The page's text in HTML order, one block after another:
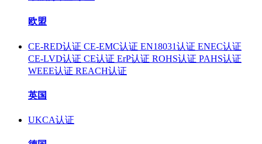
欧盟
CE-RED认证 CE-EMC认证 EN18031认证 ENEC认证
CE-LVD认证 CE认证 ErP认证 ROHS认证 PAHS认证
WEEE认证 REACH认证
英国
UKCA认证